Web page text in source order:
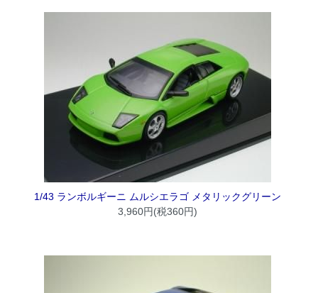
1/43 ランボルギーニ ムルシエラゴ メタリックグリーン
3,960円(税360円)